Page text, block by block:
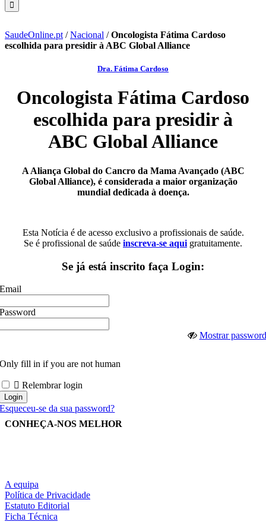
SaudeOnline.pt /Nacional /Oncologista Fátima Cardoso
escolhida para presidir à ABC Global Alliance
Dra. Fátima Cardoso
Oncologista Fátima Cardoso
escolhida para presidir à
ABC Global Alliance
A Aliança Global do Cancro da Mama Avançado (ABC
Global Alliance), é considerada a maior organização
mundial dedicada à doença.
Esta Notícia é de acesso exclusivo a profissionais de saúde.
Se é profissional de saúde inscreva-se aqui gratuitamente.
Se já está inscrito faça Login:
Email
Password
Mostrar password
Only fill in if you are not human
Relembrar login
Esqueceu-se da sua password?
CONHEÇA-NOS MELHOR
A equipa
Política de Privacidade
Estatuto Editorial
Ficha Técnica